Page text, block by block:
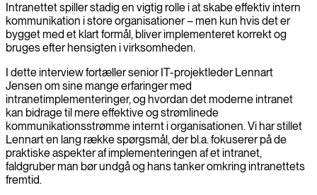
Intranettet spiller stadig en vigtig rolle i at skabe effektiv intern
kommunikation i store organisationer – men kun hvis det er
bygget med et klart formål, bliver implementeret korrekt og
bruges efter hensigten i virksomheden.
I dette interview fortæller senior IT-projektleder Lennart
Jensen om sine mange erfaringer med
intranetimplementeringer, og hvordan det moderne intranet
kan bidrage til mere effektive og strømlinede
kommunikationsstrømme internt i organisationen. Vi har stillet
Lennart en lang række spørgsmål, der bl.a. fokuserer på de
praktiske aspekter af implementeringen af et intranet,
faldgruber man bør undgå og hans tanker omkring intranettets
fremtid.